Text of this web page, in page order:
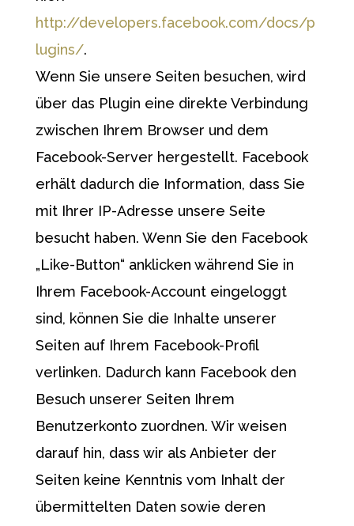
http://developers.facebook.com/docs/p
lugins/.
Wenn Sie unsere Seiten besuchen, wird
über das Plugin eine direkte Verbindung
zwischen Ihrem Browser und dem
Facebook-Server hergestellt. Facebook
erhält dadurch die Information, dass Sie
mit Ihrer IP-Adresse unsere Seite
besucht haben. Wenn Sie den Facebook
„Like-Button“ anklicken während Sie in
Ihrem Facebook-Account eingeloggt
sind, können Sie die Inhalte unserer
Seiten auf Ihrem Facebook-Profil
verlinken. Dadurch kann Facebook den
Besuch unserer Seiten Ihrem
Benutzerkonto zuordnen. Wir weisen
darauf hin, dass wir als Anbieter der
Seiten keine Kenntnis vom Inhalt der
übermittelten Daten sowie deren